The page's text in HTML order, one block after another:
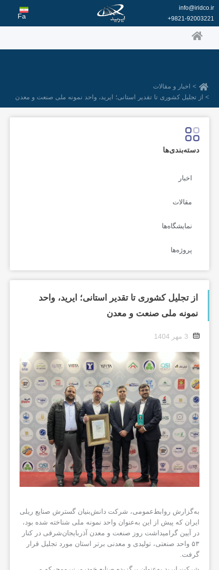
پرش
محتوا
info@iridco.ir
9821-92003221+
Fa
> اخبار و مقالات
> از تجلیل کشوری تا تقدیر استانی؛ ایرید، واحد نمونه ملی صنعت و معدن
دسته‌بندی‌ها
اخبار
مقالات
نمایشگاه‌ها
پروژه‌ها
از تجلیل کشوری تا تقدیر استانی؛ ایرید، واحد
نمونه ملی صنعت و معدن
3 مهر 1404
به‌گزارش روابط‌عمومی، شرکت دانش‌بنیان گسترش صنایع ریلی
ایران که پیش از این به‌عنوان واحد نمونه ملی شناخته شده بود،
در آیین گرامیداشت روز صنعت و معدن آذربایجان‌شرقی در کنار
۵۳ واحد صنعتی، تولیدی و معدنی برتر استان مورد تجلیل قرار
گرفت.